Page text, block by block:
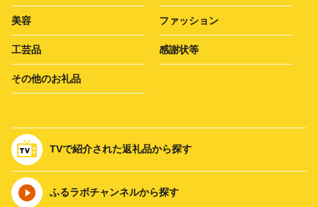
美容 ファッション
工芸品 感謝状等
その他のお礼品
TVで紹介された返礼品から探す
ふるラボチャンネルから探す